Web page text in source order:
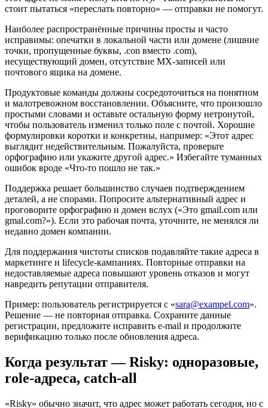
стоит пытаться «переслать повторно» — отправки не помогут.
Наиболее распространённые причины просты и часто
исправимы: опечатки в локальной части или домене (лишние
точки, пропущенные буквы, .con вместо .com),
несуществующий домен, отсутствие MX‑записей или
почтового ящика на домене.
Продуктовые команды должны сосредоточиться на понятном
и малотревожном восстановлении. Объясните, что произошло
простыми словами и оставьте остальную форму нетронутой,
чтобы пользователь изменил только поле с почтой. Хорошие
формулировки коротки и конкретны, например: «Этот адрес
выглядит недействительным. Пожалуйста, проверьте
орфографию или укажите другой адрес.» Избегайте туманных
ошибок вроде «Что‑то пошло не так.»
Поддержка решает большинство случаев подтверждением
деталей, а не спорами. Попросите альтернативный адрес и
проговорите орфографию и домен вслух («Это gmail.com или
gmal.com?»). Если это рабочая почта, уточните, не менялся ли
недавно домен компании.
Для поддержания чистоты списков подавляйте такие адреса в
маркетинге и lifecycle‑кампаниях. Повторные отправки на
недоставляемые адреса повышают уровень отказов и могут
навредить репутации отправителя.
Пример: пользователь регистрируется с «sara@exampel.com».
Решение — не повторная отправка. Сохраните данные
регистрации, предложите исправить e‑mail и продолжите
верификацию только после обновления адреса.
Когда результат — Risky: одноразовые,
role‑адреса, catch‑all
«Risky» обычно значит, что адрес может работать сегодня, но с